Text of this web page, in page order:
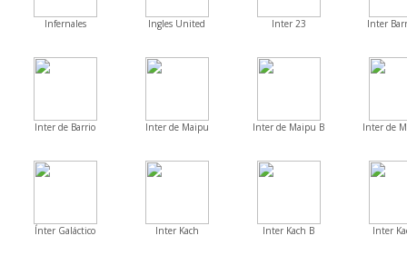
Infernales Ingles United Inter 23 Inter
Inter de Barrio Inter de Maipu Inter de Maipu B Inter de
Ínter Galáctico Inter Kach Inter Kach B Inter